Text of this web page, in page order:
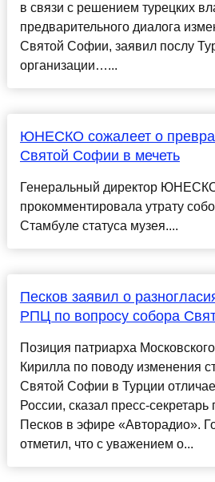
в связи с решением турецких
предварительного диалога
Святой Софии, заявил послу
организации…...
ЮНЕСКО сожалеет о
Святой Софии в мечеть
Генеральный директор
прокомментировала утрату
Стамбуле статуса музея....
Песков заявил о
РПЦ по вопросу собора
Позиция патриарха
Кирилла по поводу изменения
Святой Софии в Турции
России, сказал пресс-
Песков в эфире «Авторадио».
отметил, что с уважением о...